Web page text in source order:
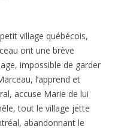
village québécois,
ont une brève
impossible de garder
l’apprend et
accuse Marie de lui
tout le village jette
abandonnant le